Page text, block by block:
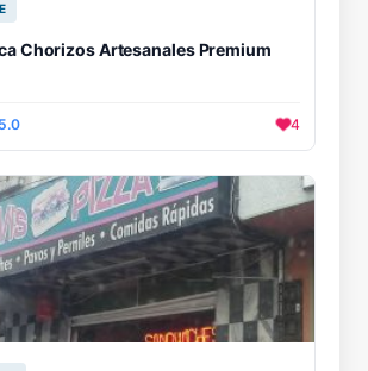
Chorizos Artesanales Premium
5.0 4